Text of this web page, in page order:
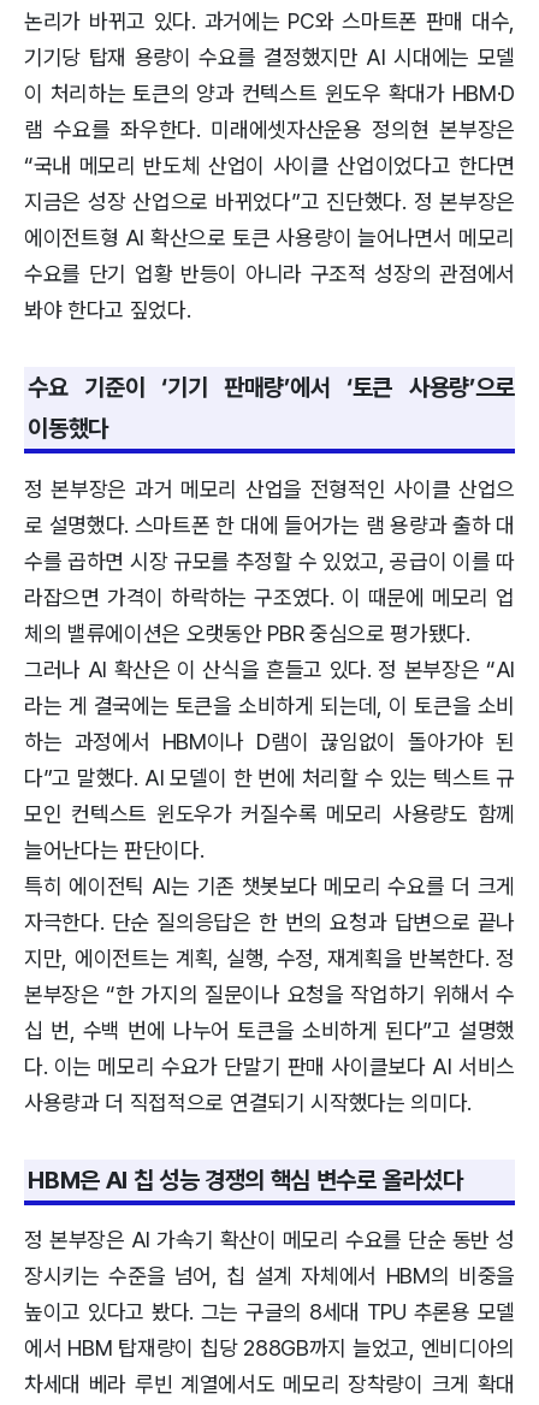
논리가 바뀌고 있다. 과거에는 PC와 스마트폰 판매 대수,
기기당 탑재 용량이 수요를 결정했지만 AI 시대에는 모델
이 처리하는 토큰의 양과 컨텍스트 윈도우 확대가 HBM·D
램 수요를 좌우한다. 미래에셋자산운용 정의현 본부장은
“국내 메모리 반도체 산업이 사이클 산업이었다고 한다면
지금은 성장 산업으로 바뀌었다”고 진단했다. 정 본부장은
에이전트형 AI 확산으로 토큰 사용량이 늘어나면서 메모리
수요를 단기 업황 반등이 아니라 구조적 성장의 관점에서
봐야 한다고 짚었다.
수요 기준이 ‘기기 판매량’에서 ‘토큰 사용량’으로
이동했다
정 본부장은 과거 메모리 산업을 전형적인 사이클 산업으
로 설명했다. 스마트폰 한 대에 들어가는 램 용량과 출하 대
수를 곱하면 시장 규모를 추정할 수 있었고, 공급이 이를 따
라잡으면 가격이 하락하는 구조였다. 이 때문에 메모리 업
체의 밸류에이션은 오랫동안 PBR 중심으로 평가됐다.
그러나 AI 확산은 이 산식을 흔들고 있다. 정 본부장은 “AI
라는 게 결국에는 토큰을 소비하게 되는데, 이 토큰을 소비
하는 과정에서 HBM이나 D램이 끊임없이 돌아가야 된
다”고 말했다. AI 모델이 한 번에 처리할 수 있는 텍스트 규
모인 컨텍스트 윈도우가 커질수록 메모리 사용량도 함께
늘어난다는 판단이다.
특히 에이전틱 AI는 기존 챗봇보다 메모리 수요를 더 크게
자극한다. 단순 질의응답은 한 번의 요청과 답변으로 끝나
지만, 에이전트는 계획, 실행, 수정, 재계획을 반복한다. 정
본부장은 “한 가지의 질문이나 요청을 작업하기 위해서 수
십 번, 수백 번에 나누어 토큰을 소비하게 된다”고 설명했
다. 이는 메모리 수요가 단말기 판매 사이클보다 AI 서비스
사용량과 더 직접적으로 연결되기 시작했다는 의미다.
HBM은 AI 칩 성능 경쟁의 핵심 변수로 올라섰다
정 본부장은 AI 가속기 확산이 메모리 수요를 단순 동반 성
장시키는 수준을 넘어, 칩 설계 자체에서 HBM의 비중을
높이고 있다고 봤다. 그는 구글의 8세대 TPU 추론용 모델
에서 HBM 탑재량이 칩당 288GB까지 늘었고, 엔비디아의
차세대 베라 루빈 계열에서도 메모리 장착량이 크게 확대